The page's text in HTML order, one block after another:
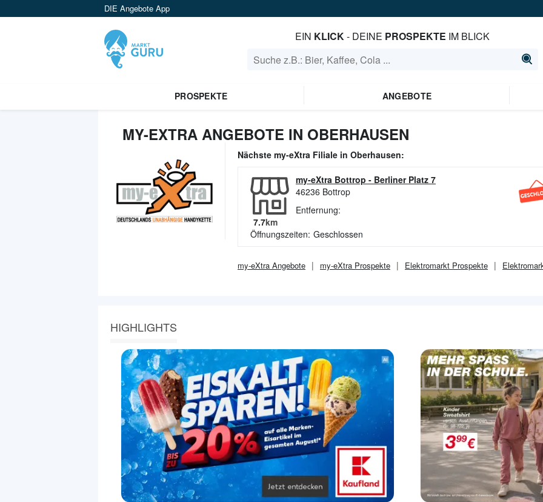
DIE Angebote App
EIN KLICK- DEINE PROSPEKTE IM BLICK
PROSPEKTE ANGEBOTE
MY-EXTRA ANGEBOTE IN OBERHAUSEN
Nächste my-eXtra Filiale in Oberhausen:
my-eXtra Bottrop - Berliner Platz 7
46236 Bottrop
Entfernung:
7.7km
Öffnungszeiten: Geschlossen
my-eXtra Angebote my-eXtra Prospekte Elektromarkt Prospekte
HIGHLIGHTS